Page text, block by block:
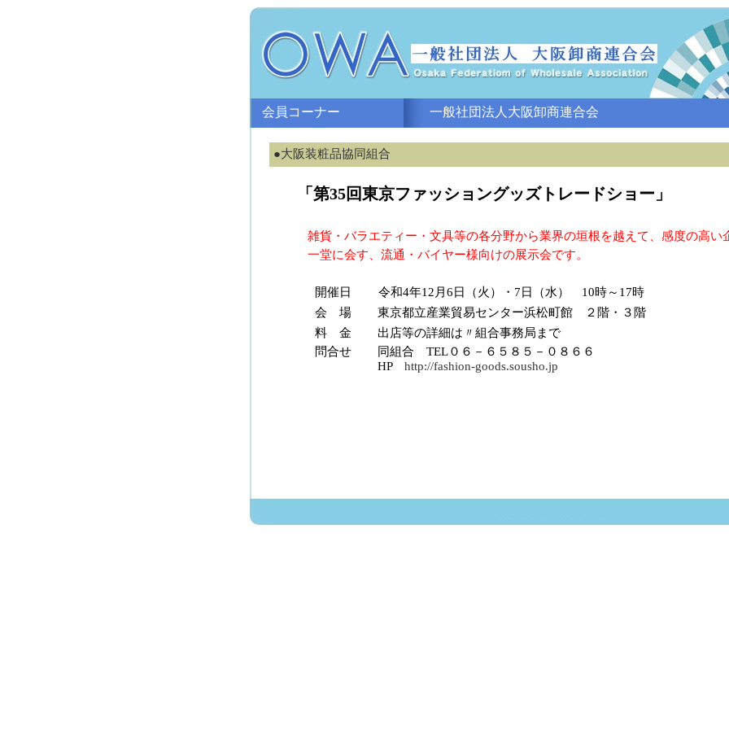
会員コーナー 一般社団法人大阪卸商連合会
●大阪装粧品協同組合
「第35回東京ファッショングッズトレードショー」
雑貨・バラエティー・文具等の各分野から業界の垣根を越えて、感度の高い
一堂に会す、流通・バイヤー様向けの展示会です。
開催日
令和4年12月6日（火）・7日（水） 10時～17時
会 場
東京都立産業貿易センター浜松町館 ２階・３階
料 金
出店等の詳細は〃組合事務局まで
問合せ
同組合 TEL０６－６５８５－０８６６
HP http://fashion-goods.sousho.jp